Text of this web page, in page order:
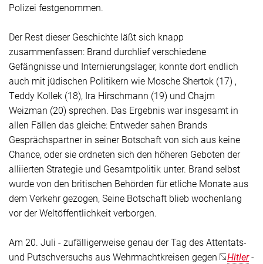
Polizei festgenommen.
Der Rest dieser Geschichte läßt sich knapp
zusammenfassen: Brand durchlief verschiedene
Gefängnisse und Internierungslager, konnte dort endlich
auch mit jüdischen Politikern wie Mosche Shertok (17) ,
Teddy Kollek (18), Ira Hirschmann (19) und Chajm
Weizman (20) sprechen. Das Ergebnis war insgesamt in
allen Fällen das gleiche: Entweder sahen Brands
Gesprächspartner in seiner Botschaft von sich aus keine
Chance, oder sie ordneten sich den höheren Geboten der
alliierten Strategie und Gesamtpolitik unter. Brand selbst
wurde von den britischen Behörden für etliche Monate aus
dem Verkehr gezogen, Seine Botschaft blieb wochenlang
vor der Weltöffentlichkeit verborgen.
Am 20. Juli - zufälligerweise genau der Tag des Attentats-
und Putschversuchs aus Wehrmachtkreisen gegen
Hitler-